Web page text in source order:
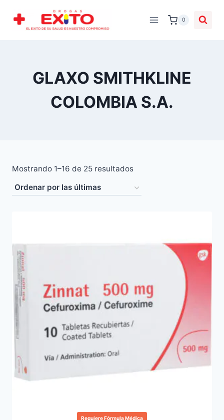
0
GLAXO SMITHKLINE
COLOMBIA S.A.
Mostrando 1–16 de 25 resultados
Requiere Fórmula Médica